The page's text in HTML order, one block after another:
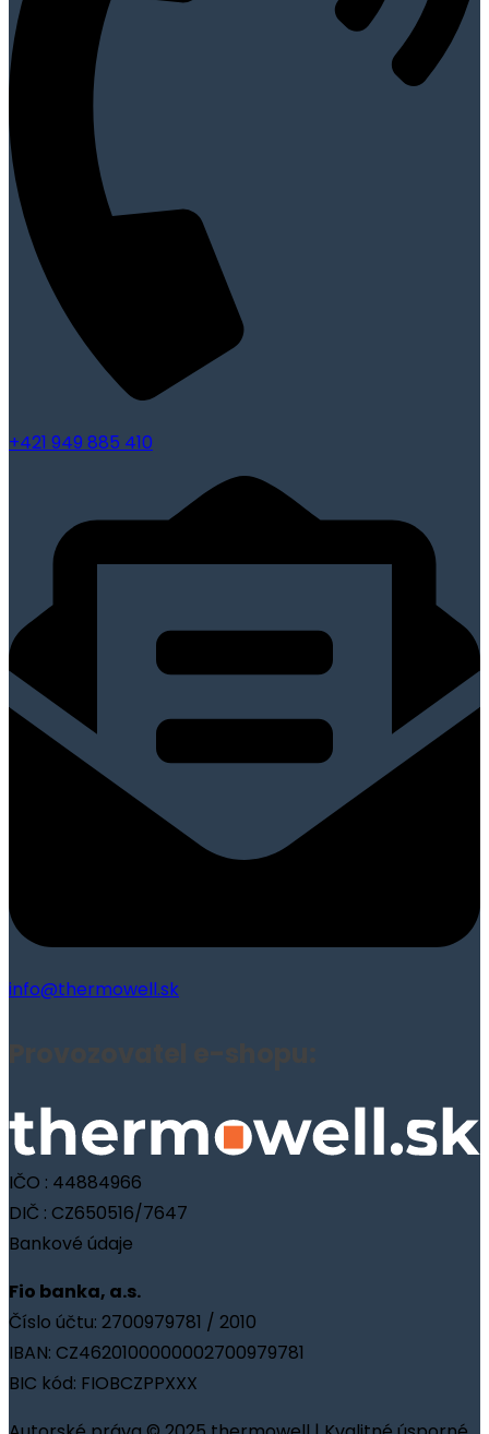
+421 949 885 410
info@thermowell.sk
IČO : 44884966
DIČ : CZ650516/7647
Bankové údaje
Fio banka, a.s.
Číslo účtu: 2700979781 / 2010
IBAN: CZ4620100000002700979781
BIC kód: FIOBCZPPXXX